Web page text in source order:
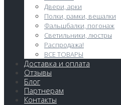
Двери, арки
Полки, рамки, вешалки
Фальшбалки, погонаж
Светильники, люстры
Распродажа!
ВСЕ ТОВАРЫ
Доставка и оплата
Отзывы
Блог
Партнерам
Контакты